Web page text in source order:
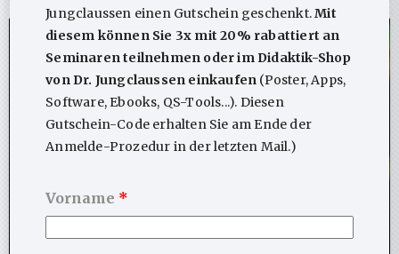
ARTIKEL
Jungclaussen einen Gutschein geschenkt.Mit
diesem können Sie 3x mit 20% rabattiert an
Seminaren teilnehmen oder im Didaktik-Shop
von Dr. Jungclaussen einkaufen (Poster, Apps,
Software, Ebooks, QS-Tools...). Diesen
Gutschein-Code erhalten Sie am Ende der
Anmelde-Prozedur in der letzten Mail.)
Vorname *